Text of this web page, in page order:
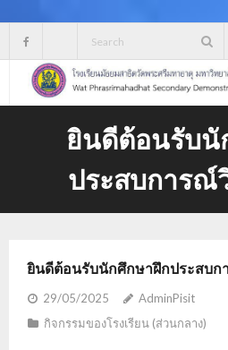
content
ยินดีต้อนรับนั
ประสบการณ์
ยินดีต้อนรับนักศึกษาฝึกประสบ
29/05/2025
AdminPisit
กิจกรรมของโรงเรียน (ส่วนกลาง)